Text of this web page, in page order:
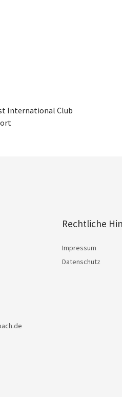
International Club
Rechtliche
Impressum
Datenschutz